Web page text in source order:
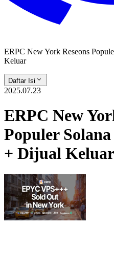
ERPC New York Reseons
Keluar
Daftar Isi
2025.07.23
ERPC New
Populer
+ Dijual Keluar